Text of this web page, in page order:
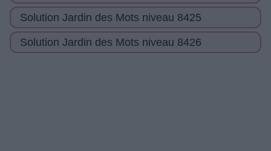
Solution Jardin des Mots niveau 8425
Solution Jardin des Mots niveau 8426